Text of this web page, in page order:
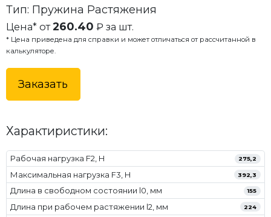
Тип: Пружина Растяжения
Цена* от260.40 ₽ за шт.
* Цена приведена для справки и может отличаться от рассчитанной в
калькуляторе.
Заказать
Характиристики:
Рабочая нагрузка F2, Н 275,2
Максимальная нагрузка F3, Н 392,3
Длина в свободном состоянии l0, мм 155
Длина при рабочем растяжении l2, мм 224